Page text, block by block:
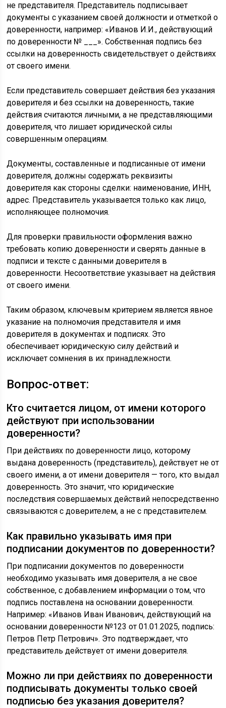
не представителя. Представитель подписывает
документы с указанием своей должности и отметкой о
доверенности, например: «Иванов И.И., действующий
по доверенности № ___». Собственная подпись без
ссылки на доверенность свидетельствует о действиях
от своего имени.
Если представитель совершает действия без указания
доверителя и без ссылки на доверенность, такие
действия считаются личными, а не представляющими
доверителя, что лишает юридической силы
совершенным операциям.
Документы, составленные и подписанные от имени
доверителя, должны содержать реквизиты
доверителя как стороны сделки: наименование, ИНН,
адрес. Представитель указывается только как лицо,
исполняющее полномочия.
Для проверки правильности оформления важно
требовать копию доверенности и сверять данные в
подписи и тексте с данными доверителя в
доверенности. Несоответствие указывает на действия
от своего имени.
Таким образом, ключевым критерием является явное
указание на полномочия представителя и имя
доверителя в документах и подписях. Это
обеспечивает юридическую силу действий и
исключает сомнения в их принадлежности.
Вопрос-ответ:
Кто считается лицом, от имени которого
действуют при использовании
доверенности?
При действиях по доверенности лицо, которому
выдана доверенность (представитель), действует не от
своего имени, а от имени доверителя — того, кто выдал
доверенность. Это значит, что юридические
последствия совершаемых действий непосредственно
связываются с доверителем, а не с представителем.
Как правильно указывать имя при
подписании документов по доверенности?
При подписании документов по доверенности
необходимо указывать имя доверителя, а не свое
собственное, с добавлением информации о том, что
подпись поставлена на основании доверенности.
Например: «Иванов Иван Иванович, действующий на
основании доверенности №123 от 01.01.2025, подпись:
Петров Петр Петрович». Это подтверждает, что
представитель действует от имени доверителя.
Можно ли при действиях по доверенности
подписывать документы только своей
подписью без указания доверителя?